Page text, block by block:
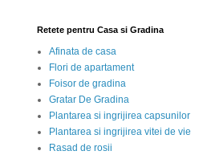
Retete pentru Casa si Gradina
Afinata de casa
Flori de apartament
Foisor de gradina
Gratar De Gradina
Plantarea si ingrijirea capsunilor
Plantarea si ingrijirea vitei de vie
Rasad de rosii